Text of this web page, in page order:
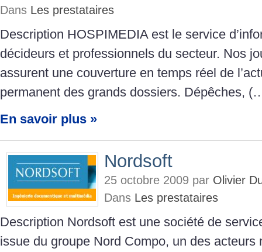
Dans Les prestataires
Description HOSPIMEDIA est le service
décideurs et professionnels du secteur. Nos
assurent une couverture en temps réel de
permanent des grands dossiers. Dépêches,
En savoir plus »
Nordsoft
25 octobre 2009 par Olivier
Dans Les prestataires
Description Nordsoft est une société de
issue du groupe Nord Compo, un des acteurs